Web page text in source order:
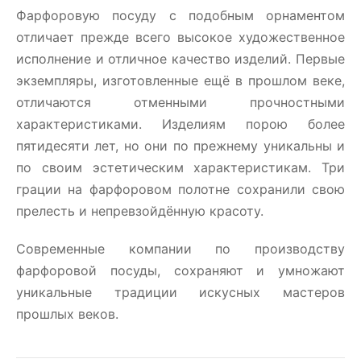
Фарфоровую посуду с подобным орнаментом
отличает прежде всего высокое художественное
исполнение и отличное качество изделий. Первые
экземпляры, изготовленные ещё в прошлом веке,
отличаются отменными прочностными
характеристиками. Изделиям порою более
пятидесяти лет, но они по прежнему уникальны и
по своим эстетическим характеристикам. Три
грации на фарфоровом полотне сохранили свою
прелесть и непревзойдённую красоту.
Современные компании по производству
фарфоровой посуды, сохраняют и умножают
уникальные традиции искусных мастеров
прошлых веков.